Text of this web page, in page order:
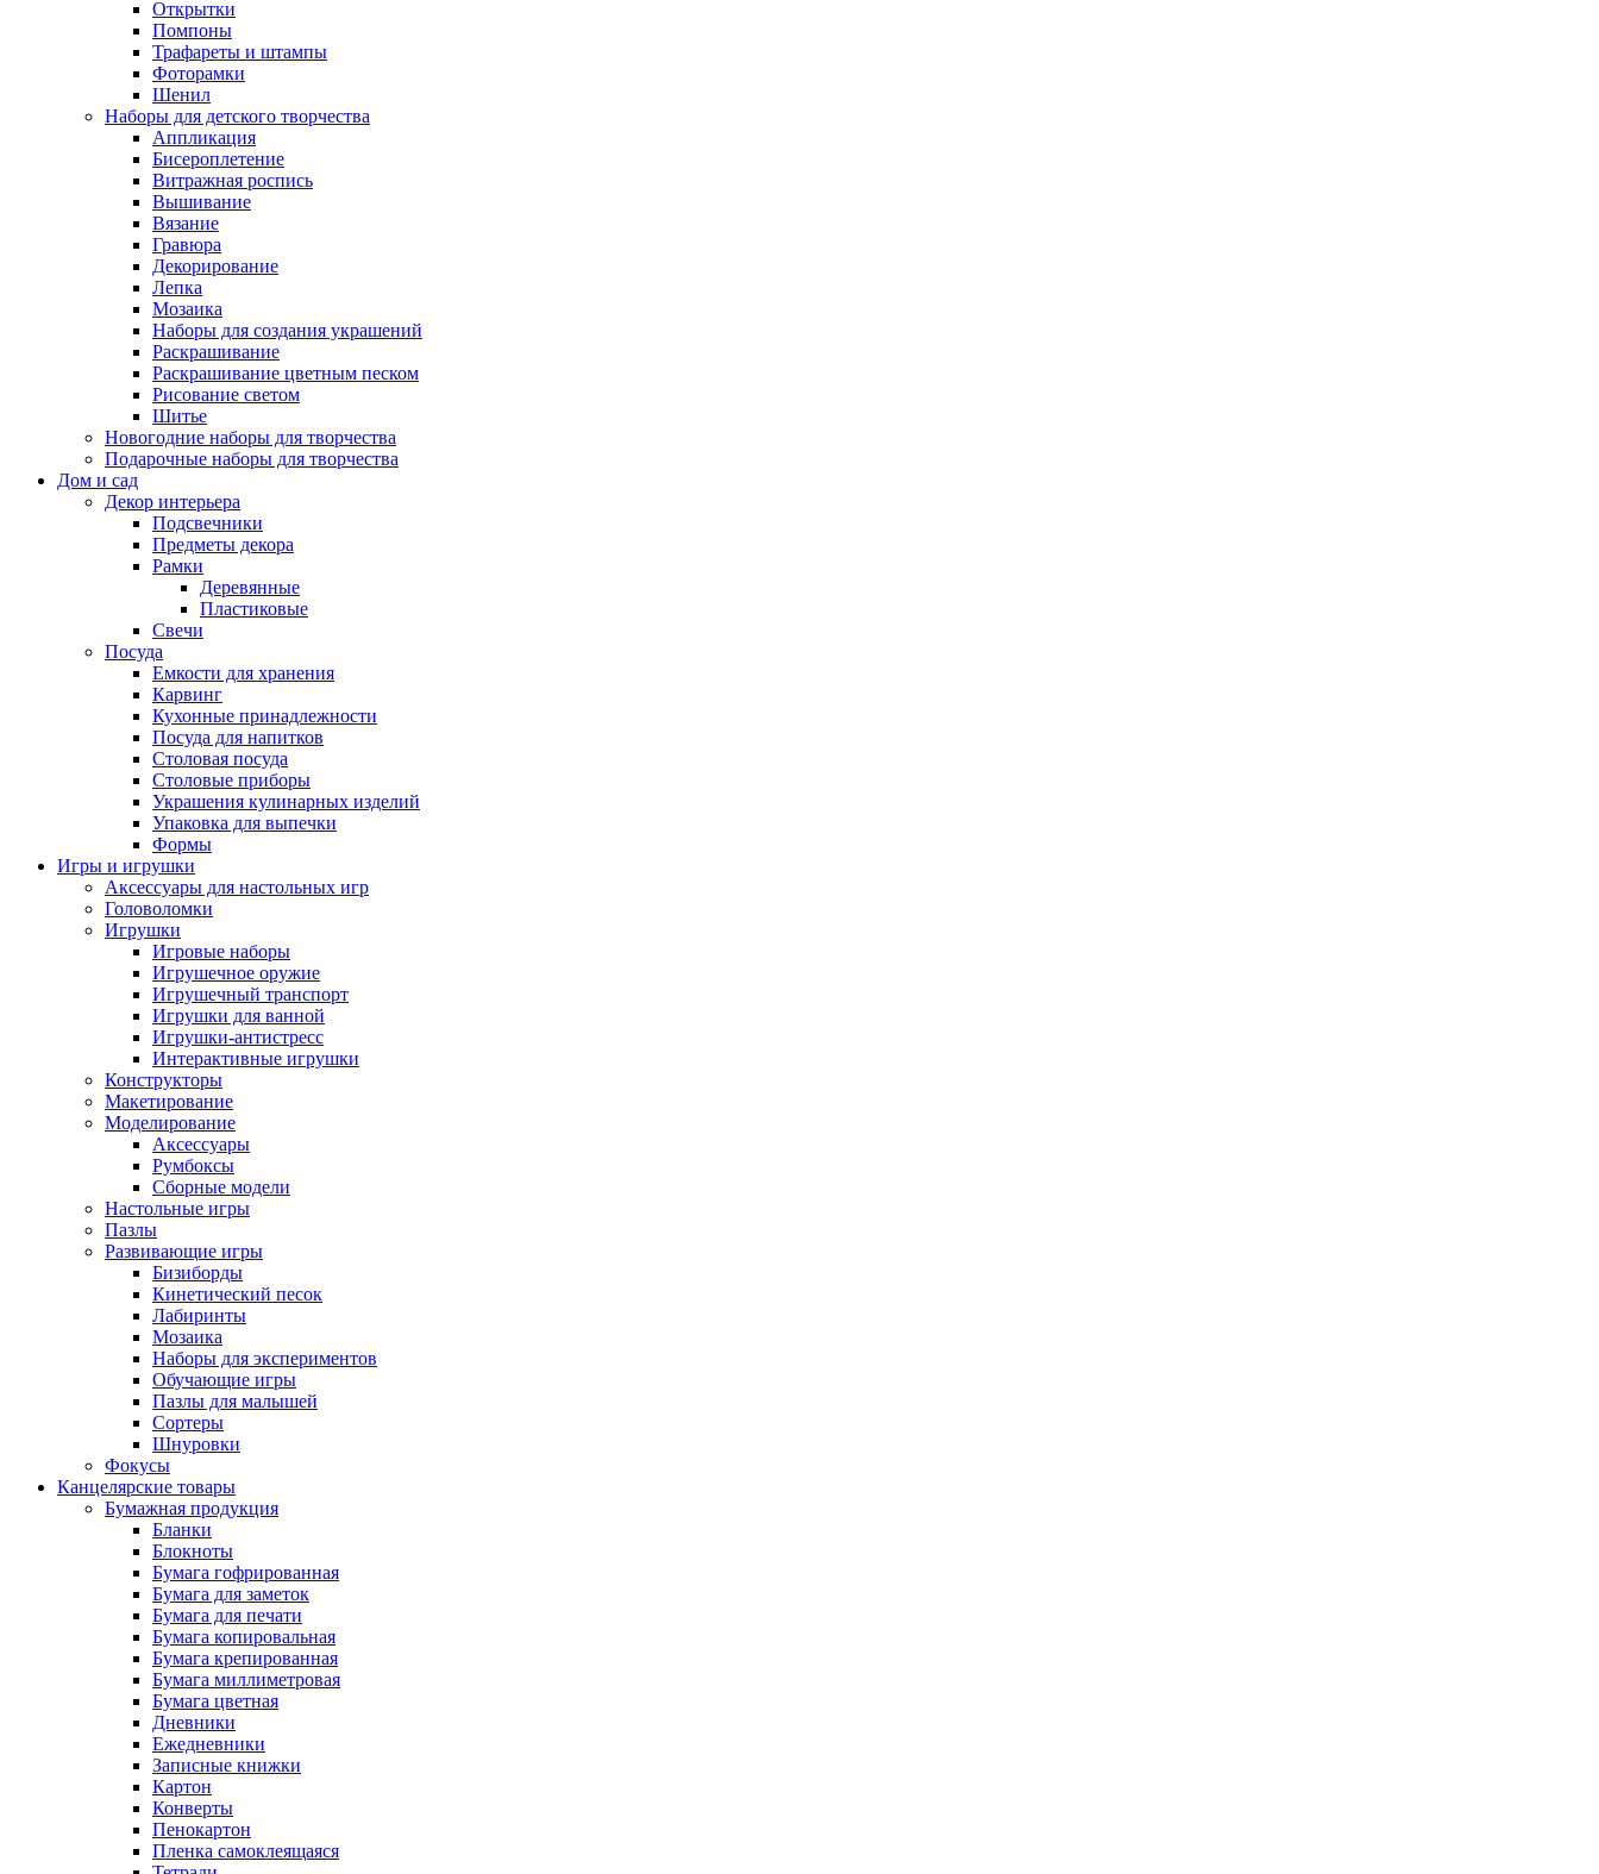
Открытки
Помпоны
Трафареты и штампы
Фоторамки
Шенил
Наборы для детского творчества
Аппликация
Бисероплетение
Витражная роспись
Вышивание
Вязание
Гравюра
Декорирование
Лепка
Мозаика
Наборы для создания украшений
Раскрашивание
Раскрашивание цветным песком
Рисование светом
Шитье
Новогодние наборы для творчества
Подарочные наборы для творчества
Дом и сад
Декор интерьера
Подсвечники
Предметы декора
Рамки
Деревянные
Пластиковые
Свечи
Посуда
Емкости для хранения
Карвинг
Кухонные принадлежности
Посуда для напитков
Столовая посуда
Столовые приборы
Украшения кулинарных изделий
Упаковка для выпечки
Формы
Игры и игрушки
Аксессуары для настольных игр
Головоломки
Игрушки
Игровые наборы
Игрушечное оружие
Игрушечный транспорт
Игрушки для ванной
Игрушки-антистресс
Интерактивные игрушки
Конструкторы
Макетирование
Моделирование
Аксессуары
Румбоксы
Сборные модели
Настольные игры
Пазлы
Развивающие игры
Бизиборды
Кинетический песок
Лабиринты
Мозаика
Наборы для экспериментов
Обучающие игры
Пазлы для малышей
Сортеры
Шнуровки
Фокусы
Канцелярские товары
Бумажная продукция
Бланки
Блокноты
Бумага гофрированная
Бумага для заметок
Бумага для печати
Бумага копировальная
Бумага крепированная
Бумага миллиметровая
Бумага цветная
Дневники
Ежедневники
Записные книжки
Картон
Конверты
Пенокартон
Пленка самоклеящаяся